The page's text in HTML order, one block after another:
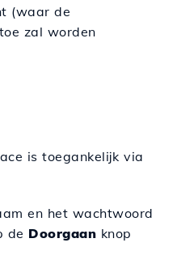
(waar de
zal worden
is toegankelijk via
en het wachtwoord
de Doorgaan knop